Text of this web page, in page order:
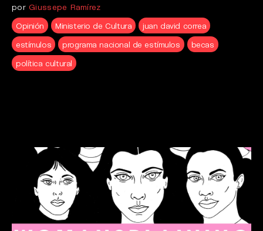
por Giussepe Ramírez
Opinión
Ministerio de Cultura
juan david correa
estímulos
programa nacional de estímulos
becas
política cultural